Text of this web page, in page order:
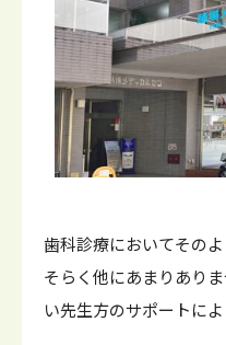
歯科診療においてその
そらく他にあまりあり
い先生方のサポートによ